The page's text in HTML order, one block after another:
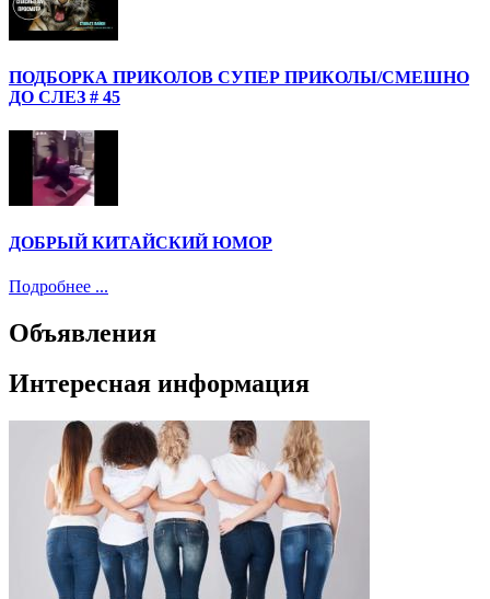
ПОДБОРКА ПРИКОЛОВ СУПЕР ПРИКОЛЫ/СМЕШНО
ДО СЛЕЗ # 45
ДОБРЫЙ КИТАЙСКИЙ ЮМОР
Подробнее ...
Объявления
Интересная информация